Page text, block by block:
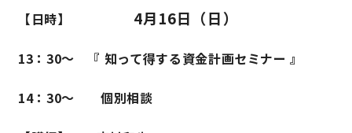
よくある質問
【日時】 4月16日（日）
13：30〜 『 知って得する資金計画セミナー 』
14：30〜 個別相談